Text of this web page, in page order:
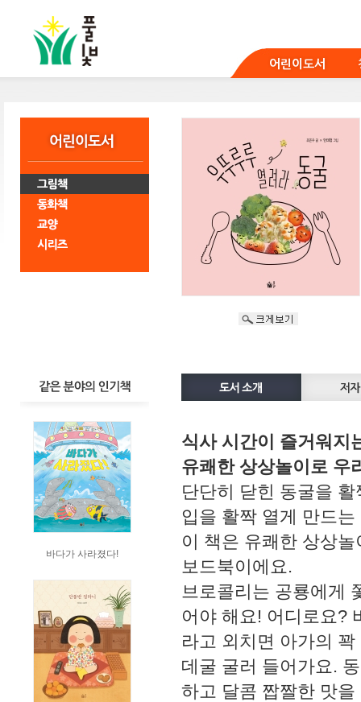
어린이도서
바다가 사라졌다!
식사 시간이 즐거워지
유쾌한 상상놀이로 우
단단히 닫힌 동굴을
입을 활짝 열게 만드
이 책은 유쾌한 상상
보드북이에요.
브로콜리는 공룡에게
어야 해요! 어디로요?
라고 외치면 아가의
데굴 굴러 들어가요.
하고 달콤 짭짤한 맛